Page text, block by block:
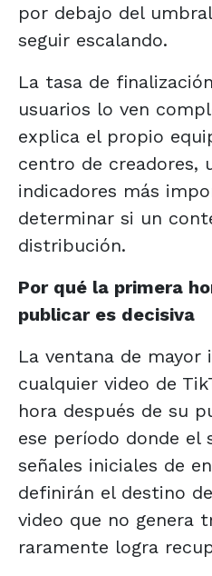
por debajo del
seguir escalando.
La tasa de
usuarios lo ven
explica el propio
centro de creadores,
indicadores más
determinar si un
distribución.
Por qué la primera
publicar es decisiva
La ventana de mayor
cualquier video de
hora después de su
ese período donde el
señales iniciales de
definirán el destino
video que no genera
raramente logra